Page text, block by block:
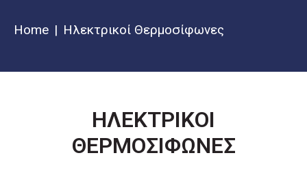
Home Ηλεκτρικοί Θερμοσίφωνες
ΗΛΕΚΤΡΙΚΟΙ
ΘΕΡΜΟΣΙΦΩΝΕΣ